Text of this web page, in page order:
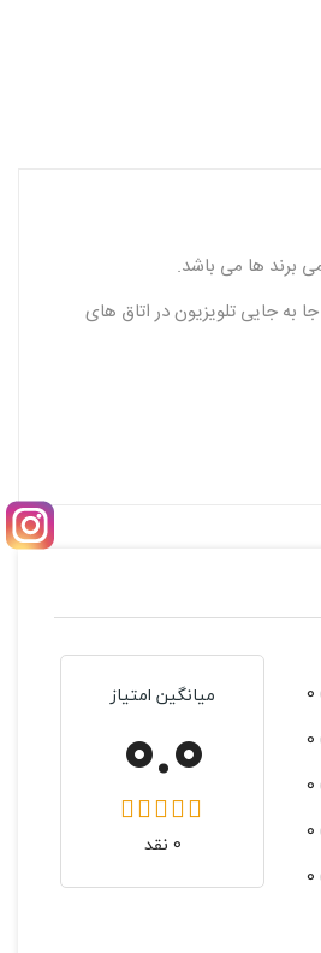
به جایی تلویزیون در اتاق های
میانگین امتیاز
0.0
0 نقد
0
0
0
0
0